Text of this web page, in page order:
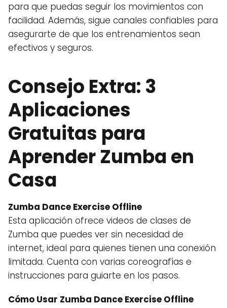
para que puedas seguir los movimientos con
facilidad. Además, sigue canales confiables para
asegurarte de que los entrenamientos sean
efectivos y seguros.
Consejo Extra: 3
Aplicaciones
Gratuitas para
Aprender Zumba en
Casa
Zumba Dance Exercise Offline
Esta aplicación ofrece videos de clases de
Zumba que puedes ver sin necesidad de
internet, ideal para quienes tienen una conexión
limitada. Cuenta con varias coreografías e
instrucciones para guiarte en los pasos.
Cómo Usar Zumba Dance Exercise Offline